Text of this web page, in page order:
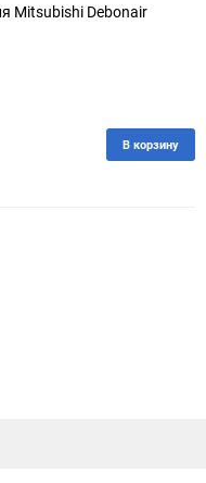
30
150
Mitsubishi Debonair
В корзину